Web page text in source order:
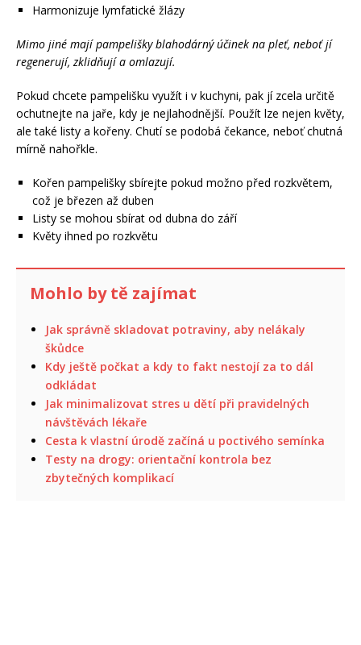
Harmonizuje lymfatické žlázy
Mimo jiné mají pampelišky blahodárný účinek na pleť, neboť jí
regenerují, zklidňují a omlazují.
Pokud chcete pampelišku využít i v kuchyni, pak jí zcela určitě
ochutnejte na jaře, kdy je nejlahodnější. Použít lze nejen květy,
ale také listy a kořeny. Chutí se podobá čekance, neboť chutná
mírně nahořkle.
Kořen pampelišky sbírejte pokud možno před rozkvětem,
což je březen až duben
Listy se mohou sbírat od dubna do září
Květy ihned po rozkvětu
Mohlo by tě zajímat
Jak správně skladovat potraviny, aby nelákaly
škůdce
Kdy ještě počkat a kdy to fakt nestojí za to dál
odkládat
Jak minimalizovat stres u dětí při pravidelných
návštěvách lékaře
Cesta k vlastní úrodě začíná u poctivého semínka
Testy na drogy: orientační kontrola bez
zbytečných komplikací